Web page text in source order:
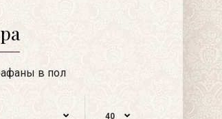
в пол